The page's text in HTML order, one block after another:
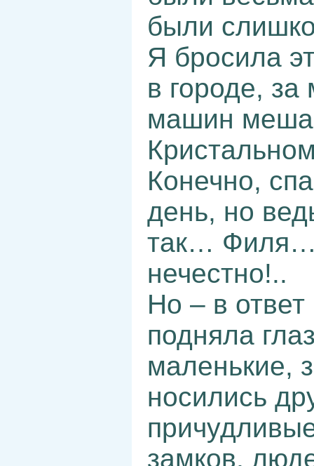
были
Я бросила
в городе, за
машин
Конечно,
день, но
так… Филя…
нечестно!..
Но – в
подняла
маленькие,
носились
замков,